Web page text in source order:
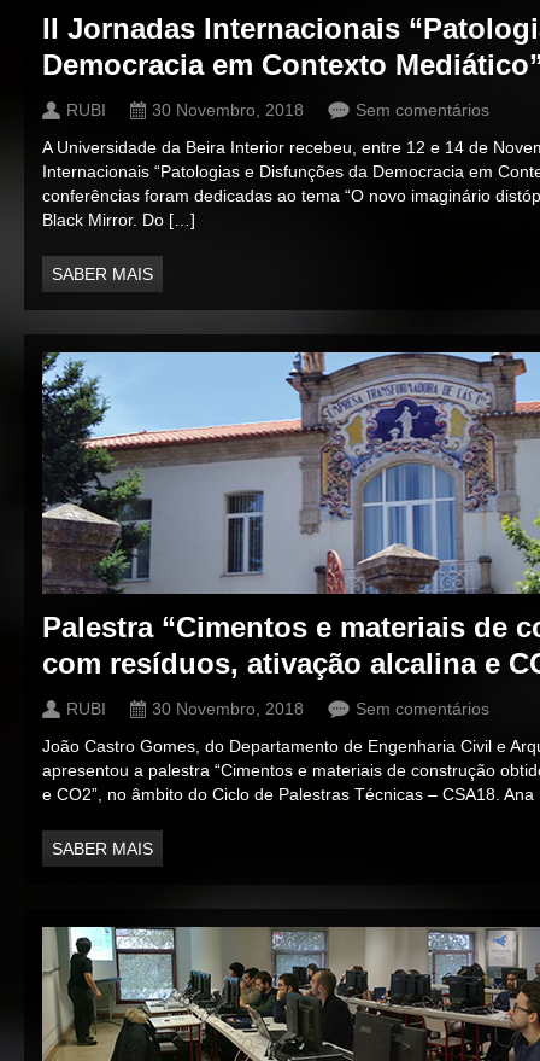
II Jornadas Internacionais
Democracia em Contexto
RUBI 30 Novembro, 2018
Sem comentários
A Universidade da Beira Interior recebeu, entre 12 e 14 de
Internacionais “Patologias e Disfunções da Democracia em
conferências foram dedicadas ao tema “O novo imaginário
Black Mirror. Do […]
SABER MAIS
Palestra “Cimentos e materiais de
com resíduos, ativação alcalina e
RUBI 30 Novembro, 2018
Sem comentários
João Castro Gomes, do Departamento de Engenharia Civil e
apresentou a palestra “Cimentos e materiais de construção
e CO2”, no âmbito do Ciclo de Palestras Técnicas – CSA18.
SABER MAIS